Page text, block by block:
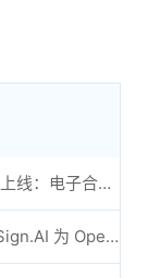
eSign.AI与Lark多维表格集成正式上线：电子合同签署归档全程自动化
'esign-automation' 技能发布：eSign.AI 为 OpenClaw 提供自动化电子签名能力